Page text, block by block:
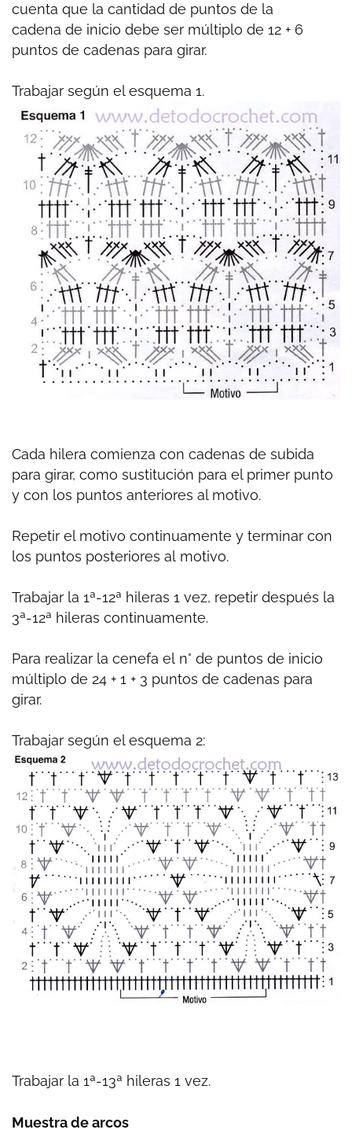
cuenta que la cantidad de puntos de la
cadena de inicio debe ser múltiplo de 12 + 6
puntos de cadenas para girar.
Trabajar según el esquema 1.
Cada hilera comienza con cadenas de subida
para girar, como sustitución para el primer punto
y con los puntos anteriores al motivo.
Repetir el motivo continuamente y terminar con
los puntos posteriores al motivo.
Trabajar la 1ª-12ª hileras 1 vez, repetir después la
3ª-12ª hileras continuamente.
Para realizar la cenefa el n° de puntos de inicio
múltiplo de 24 + 1 + 3 puntos de cadenas para
girar.
Trabajar según el esquema 2:
Trabajar la 1ª-13ª hileras 1 vez.
Muestra de arcos